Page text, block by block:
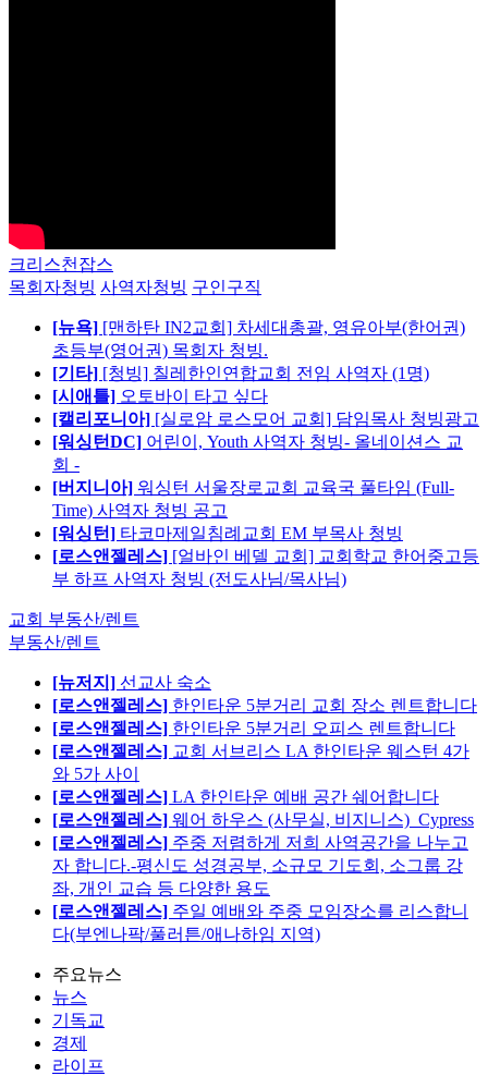
크리스천잡스
목회자청빙 사역자청빙 구인구직
[뉴욕] [맨하탄 IN2교회] 차세대총괄, 영유아부(한어권)
초등부(영어권) 목회자 청빙.
[기타] [청빙] 칠레한인연합교회 전임 사역자 (1명)
[시애틀] 오토바이 타고 싶다
[캘리포니아] [실로암 로스모어 교회] 담임목사 청빙광고
[워싱턴DC] 어린이, Youth 사역자 청빙- 올네이션스 교
회 -
[버지니아] 워싱턴 서울장로교회 교육국 풀타임 (Full-
Time) 사역자 청빙 공고
[워싱턴] 타코마제일침례교회 EM 부목사 청빙
[로스앤젤레스] [얼바인 베델 교회] 교회학교 한어중고등
부 하프 사역자 청빙 (전도사님/목사님)
교회 부동산/렌트
부동산/렌트
[뉴저지] 선교사 숙소
[로스앤젤레스] 한인타운 5분거리 교회 장소 렌트합니다
[로스앤젤레스] 한인타운 5분거리 오피스 렌트합니다
[로스앤젤레스] 교회 서브리스 LA 한인타운 웨스턴 4가
와 5가 사이
[로스앤젤레스] LA 한인타운 예배 공간 쉐어합니다
[로스앤젤레스] 웨어 하우스 (사무실, 비지니스)_Cypress
[로스앤젤레스] 주중 저렴하게 저희 사역공간을 나누고
자 합니다.-평신도 성경공부, 소규모 기도회, 소그룹 강
좌, 개인 교습 등 다양한 용도
[로스앤젤레스] 주일 예배와 주중 모임장소를 리스합니
다(부엔나팍/풀러튼/애나하임 지역)
주요뉴스
뉴스
기독교
경제
라이프